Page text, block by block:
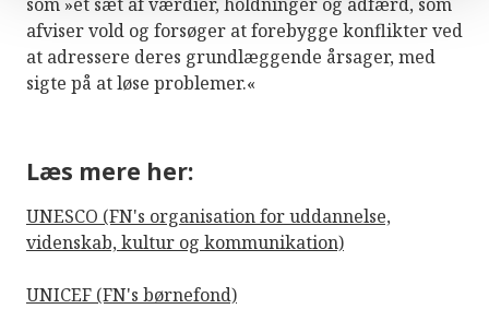
afviser vold og forsøger at forebygge konflikter ved
at adressere deres grundlæggende årsager, med
sigte på at løse problemer.«
Læs mere her:
UNESCO (FN's organisation for uddannelse,
videnskab, kultur og kommunikation)
UNICEF (FN's børnefond)